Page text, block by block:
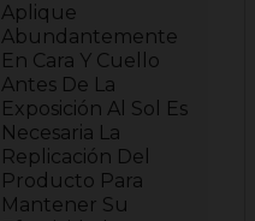
Aplique
Abundantemente
En Cara Y Cuello
Antes De La
Exposición Al Sol Es
Necesaria La
Replicación Del
Producto Para
Mantener Su